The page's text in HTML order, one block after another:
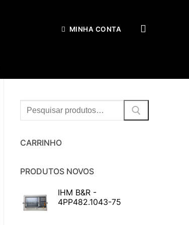
MINHA CONTA
Procurar:
CARRINHO
PRODUTOS NOVOS
IHM B&R -
4PP482.1043-75